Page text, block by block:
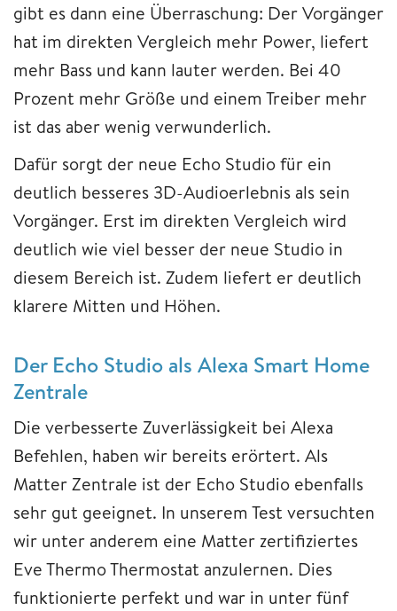
gibt es dann eine Überraschung: Der Vorgänger
hat im direkten Vergleich mehr Power, liefert
mehr Bass und kann lauter werden. Bei 40
Prozent mehr Größe und einem Treiber mehr
ist das aber wenig verwunderlich.
Dafür sorgt der neue Echo Studio für ein
deutlich besseres 3D-Audioerlebnis als sein
Vorgänger. Erst im direkten Vergleich wird
deutlich wie viel besser der neue Studio in
diesem Bereich ist. Zudem liefert er deutlich
klarere Mitten und Höhen.
Der Echo Studio als Alexa Smart Home
Zentrale
Die verbesserte Zuverlässigkeit bei Alexa
Befehlen, haben wir bereits erörtert. Als
Matter Zentrale ist der Echo Studio ebenfalls
sehr gut geeignet. In unserem Test versuchten
wir unter anderem eine Matter zertifiziertes
Eve Thermo Thermostat anzulernen. Dies
funktionierte perfekt und war in unter fünf